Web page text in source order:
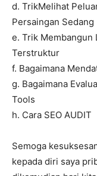
d. TrikMelihat
Persaingan Sedang
e. Trik Membangun
Terstruktur
f. Bagaimana
g. Bagaimana
Tools
h. Cara SEO AUDIT
Semoga
kepada diri saya